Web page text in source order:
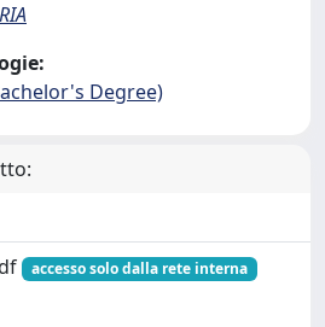
Degree)
accesso solo dalla rete interna